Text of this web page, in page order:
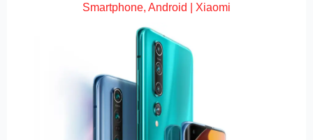
Smartphone, Android Xiaomi